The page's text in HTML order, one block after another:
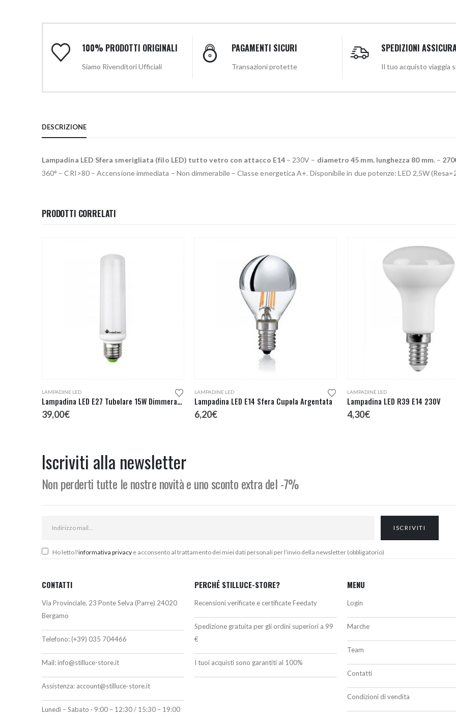
100% PRODOTTI ORIGINALI
Siamo Rivenditori Ufficiali
PAGAMENTI SICURI
Transazioni protette
SPEDIZIONI
Il tuo acquisto viaggia
DESCRIZIONE
Lampadina LED Sfera smerigliata (filo LED) tutto vetro con attacco E14– 230V – diametro 45 mm. lunghezza 80 mm. –
360° – CRI>80 – Accensione immediata – Non dimmerabile – Classe energetica A+. Disponibile in due potenze: LED 2,5W
PRODOTTI CORRELATI
LAMPADINE LED
Lampadina LED E27 Tubolare 15W Dimmerabile
39,00€
LAMPADINE LED
Lampadina LED E14 Sfera Cupola Argentata
6,20€
LAMPADINE LED
Lampadina LED R39 E14 230V
4,30€
Iscriviti alla newsletter
Non perderti tutte le nostre novità e uno sconto extra del -7%
Ho letto l'informativa privacy e acconsento al trattamento dei miei dati personali per l’invio della newsletter (obbligatorio)
CONTATTI
Via Provinciale, 23 Ponte Selva (Parre) 24020
Bergamo
Telefono: (+39) 035 704466
Mail:info@stilluce-store.it
Assistenza: account@stilluce-store.it
Lunedì – Sabato · 9:00 – 12:30 / 15:30 – 19:00
PERCHÉ STILLUCE-STORE?
Recensioni verificate e certificate Feedaty
Spedizione gratuita per gli ordini superiori a 99
€
I tuoi acquisti sono garantiti al 100%
MENU
Login
Marche
Team
Contatti
Condizioni di vendita